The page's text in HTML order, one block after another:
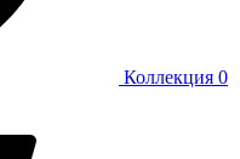
Коллекция 0